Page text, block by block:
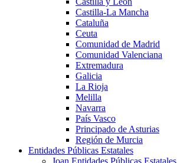
Castilla-La Mancha
Cataluña
Ceuta
Comunidad de Madrid
Comunidad Valenciana
Extremadura
Galicia
La Rioja
Melilla
Navarra
País Vasco
Principado de Asturias
Región de Murcia
Entidades Públicas Estatales
Joan Entidades Públicas Estatales